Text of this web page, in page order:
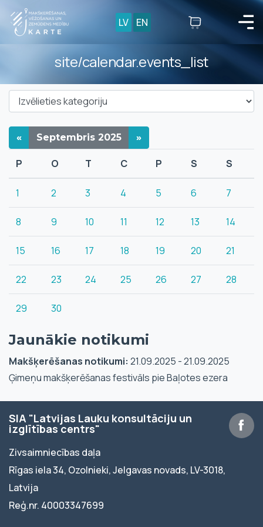
LV EN
site/calendar.events_list
« Septembris 2025 »
P O T C P S S
1 2 3 4 5 6 7
8 9 10 11 12 13 14
15 16 17 18 19 20 21
22 23 24 25 26 27 28
29 30
Jaunākie notikumi
Makšķerēšanas notikumi: 21.09.2025 - 21.09.2025
Ģimeņu makšķerēšanas festivāls pie Baļotes ezera
SIA "Latvijas Lauku konsultāciju un
izglītības centrs"
Zivsaimniecības daļa
Rīgas iela 34, Ozolnieki, Jelgavas novads, LV-3018,
Latvija
Reģ.nr. 40003347699